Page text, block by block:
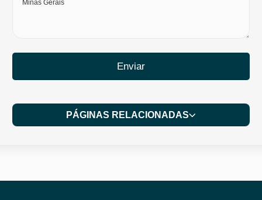
Enviar
PÁGINAS RELACIONADAS